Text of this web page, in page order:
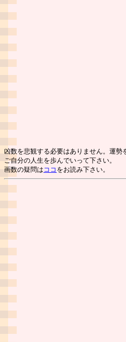
凶数を悲観する必要はありません。運勢
ご自分の人生を歩んでいって下さい。
画数の疑問は ココ をお読み下さい。